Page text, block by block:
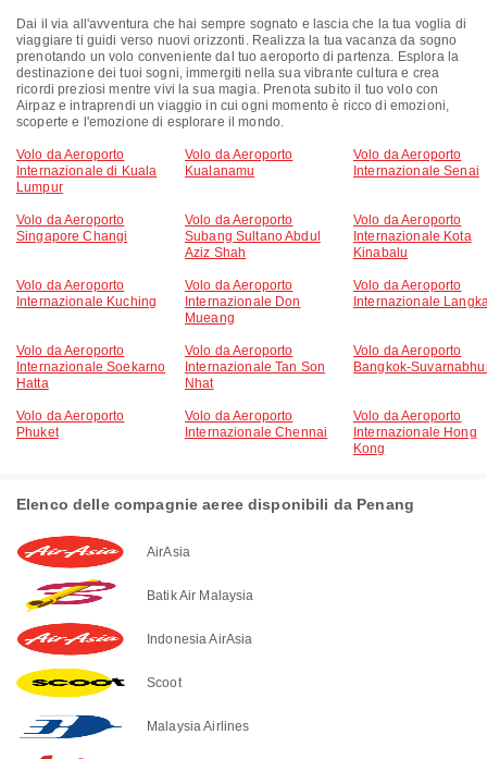
Dai il via all'avventura che hai sempre sognato e lascia che la tua voglia di
viaggiare ti guidi verso nuovi orizzonti. Realizza la tua vacanza da sogno
prenotando un volo conveniente dal tuo aeroporto di partenza. Esplora la
destinazione dei tuoi sogni, immergiti nella sua vibrante cultura e crea
ricordi preziosi mentre vivi la sua magia. Prenota subito il tuo volo con
Airpaz e intraprendi un viaggio in cui ogni momento è ricco di emozioni,
scoperte e l'emozione di esplorare il mondo.
Volo da Aeroporto
Internazionale di Kuala
Lumpur
Volo da Aeroporto
Kualanamu
Volo da Aeroporto
Internazionale Senai
Volo da Aeroporto
Singapore Changi
Volo da Aeroporto
Subang Sultano Abdul
Aziz Shah
Volo da Aeroporto
Internazionale Kota
Kinabalu
Volo da Aeroporto
Internazionale Kuching
Volo da Aeroporto
Internazionale Don
Mueang
Volo da Aeroporto
Internazionale
Volo da Aeroporto
Internazionale Soekarno
Hatta
Volo da Aeroporto
Internazionale Tan Son
Nhat
Volo da Aeroporto
Bangkok-
Volo da Aeroporto
Phuket
Volo da Aeroporto
Internazionale Chennai
Volo da Aeroporto
Internazionale Hong
Kong
Elenco delle compagnie aeree disponibili da Penang
AirAsia
Batik Air Malaysia
Indonesia AirAsia
Scoot
Malaysia Airlines